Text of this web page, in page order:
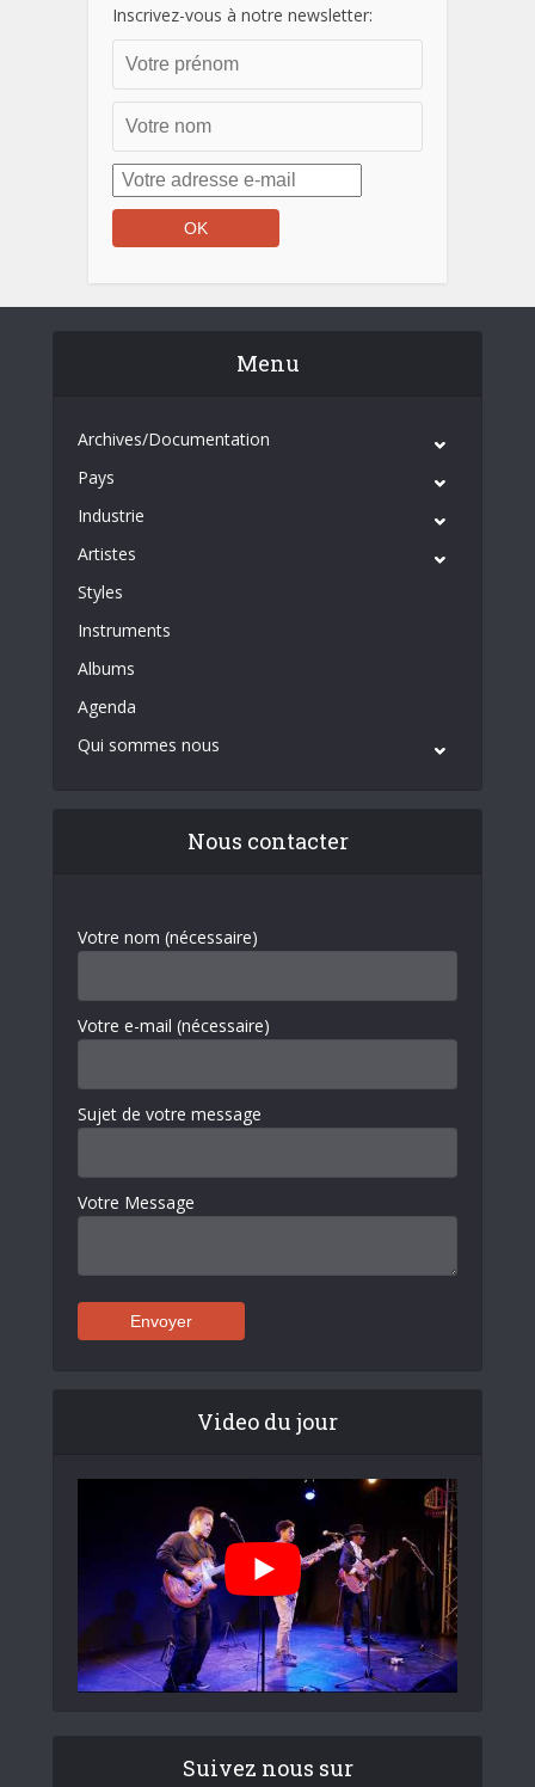
Inscrivez-vous à notre newsletter:
Menu
Archives/Documentation
Pays
Industrie
Artistes
Styles
Instruments
Albums
Agenda
Qui sommes nous
Nous contacter
Votre nom (nécessaire)
Votre e-mail (nécessaire)
Sujet de votre message
Votre Message
Video du jour
Suivez nous sur